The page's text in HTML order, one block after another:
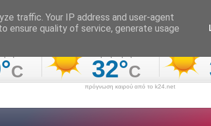
πρόγνωση καιρού από το k24.net
traffic. Your IP address and user-agent
ensure quality of service, generate usage